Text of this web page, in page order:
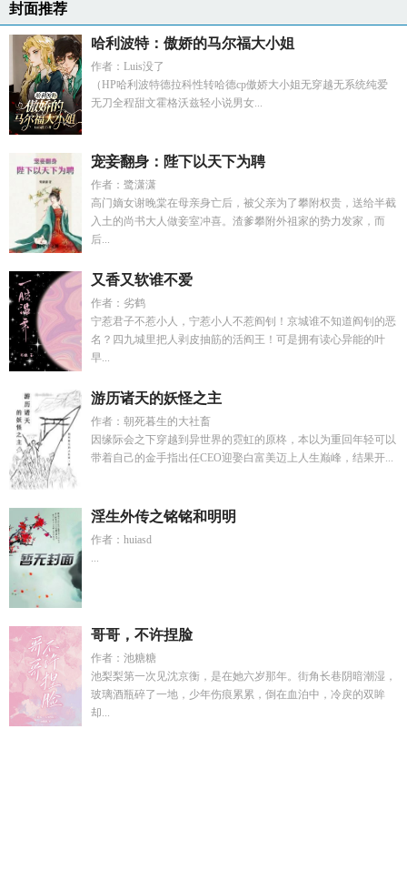
封面推荐
哈利波特：傲娇的马尔福大小姐
作者：Luis没了
（HP哈利波特德拉科性转哈德cp傲娇大小姐无穿越无系统纯爱
无刀全程甜文霍格沃兹轻小说男女...
宠妾翻身：陛下以天下为聘
作者：鹭潇潇
高门嫡女谢晚棠在母亲身亡后，被父亲为了攀附权贵，送给半截
入土的尚书大人做妾室冲喜。渣爹攀附外祖家的势力发家，而
后...
又香又软谁不爱
作者：劣鹤
宁惹君子不惹小人，宁惹小人不惹阎钊！京城谁不知道阎钊的恶
名？四九城里把人剥皮抽筋的活阎王！可是拥有读心异能的叶
早...
游历诸天的妖怪之主
作者：朝死暮生的大社畜
因缘际会之下穿越到异世界的霓虹的原柊，本以为重回年轻可以
带着自己的金手指出任CEO迎娶白富美迈上人生巅峰，结果开...
淫生外传之铭铭和明明
作者：huiasd
...
哥哥，不许捏脸
作者：池糖糖
池梨梨第一次见沈京衡，是在她六岁那年。街角长巷阴暗潮湿，
玻璃酒瓶碎了一地，少年伤痕累累，倒在血泊中，冷戾的双眸
却...